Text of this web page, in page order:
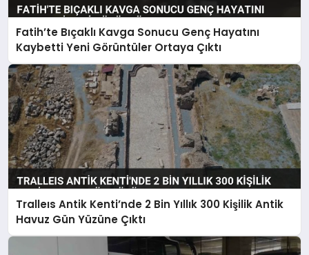
Fatih’te Bıçaklı Kavga Sonucu Genç Hayatını
Kaybetti Yeni Görüntüler Ortaya Çıktı
Tralleıs Antik Kenti’nde 2 Bin Yıllık 300 Kişilik Antik
Havuz Gün Yüzüne Çıktı